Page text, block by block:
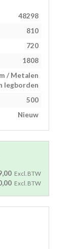
48298
810
720
1808
/ Metalen
legborden
500
Nieuw
Excl. BTW
Excl. BTW